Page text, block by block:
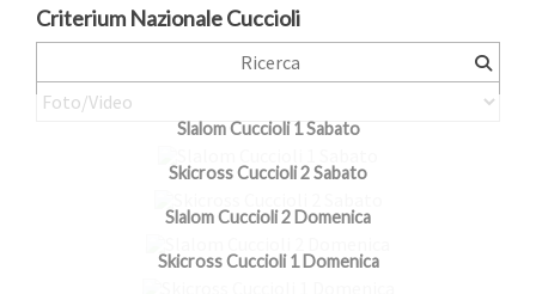
Criterium Nazionale Cuccioli
Slalom Cuccioli 1 Sabato
Skicross Cuccioli 2 Sabato
Slalom Cuccioli 2 Domenica
Skicross Cuccioli 1 Domenica